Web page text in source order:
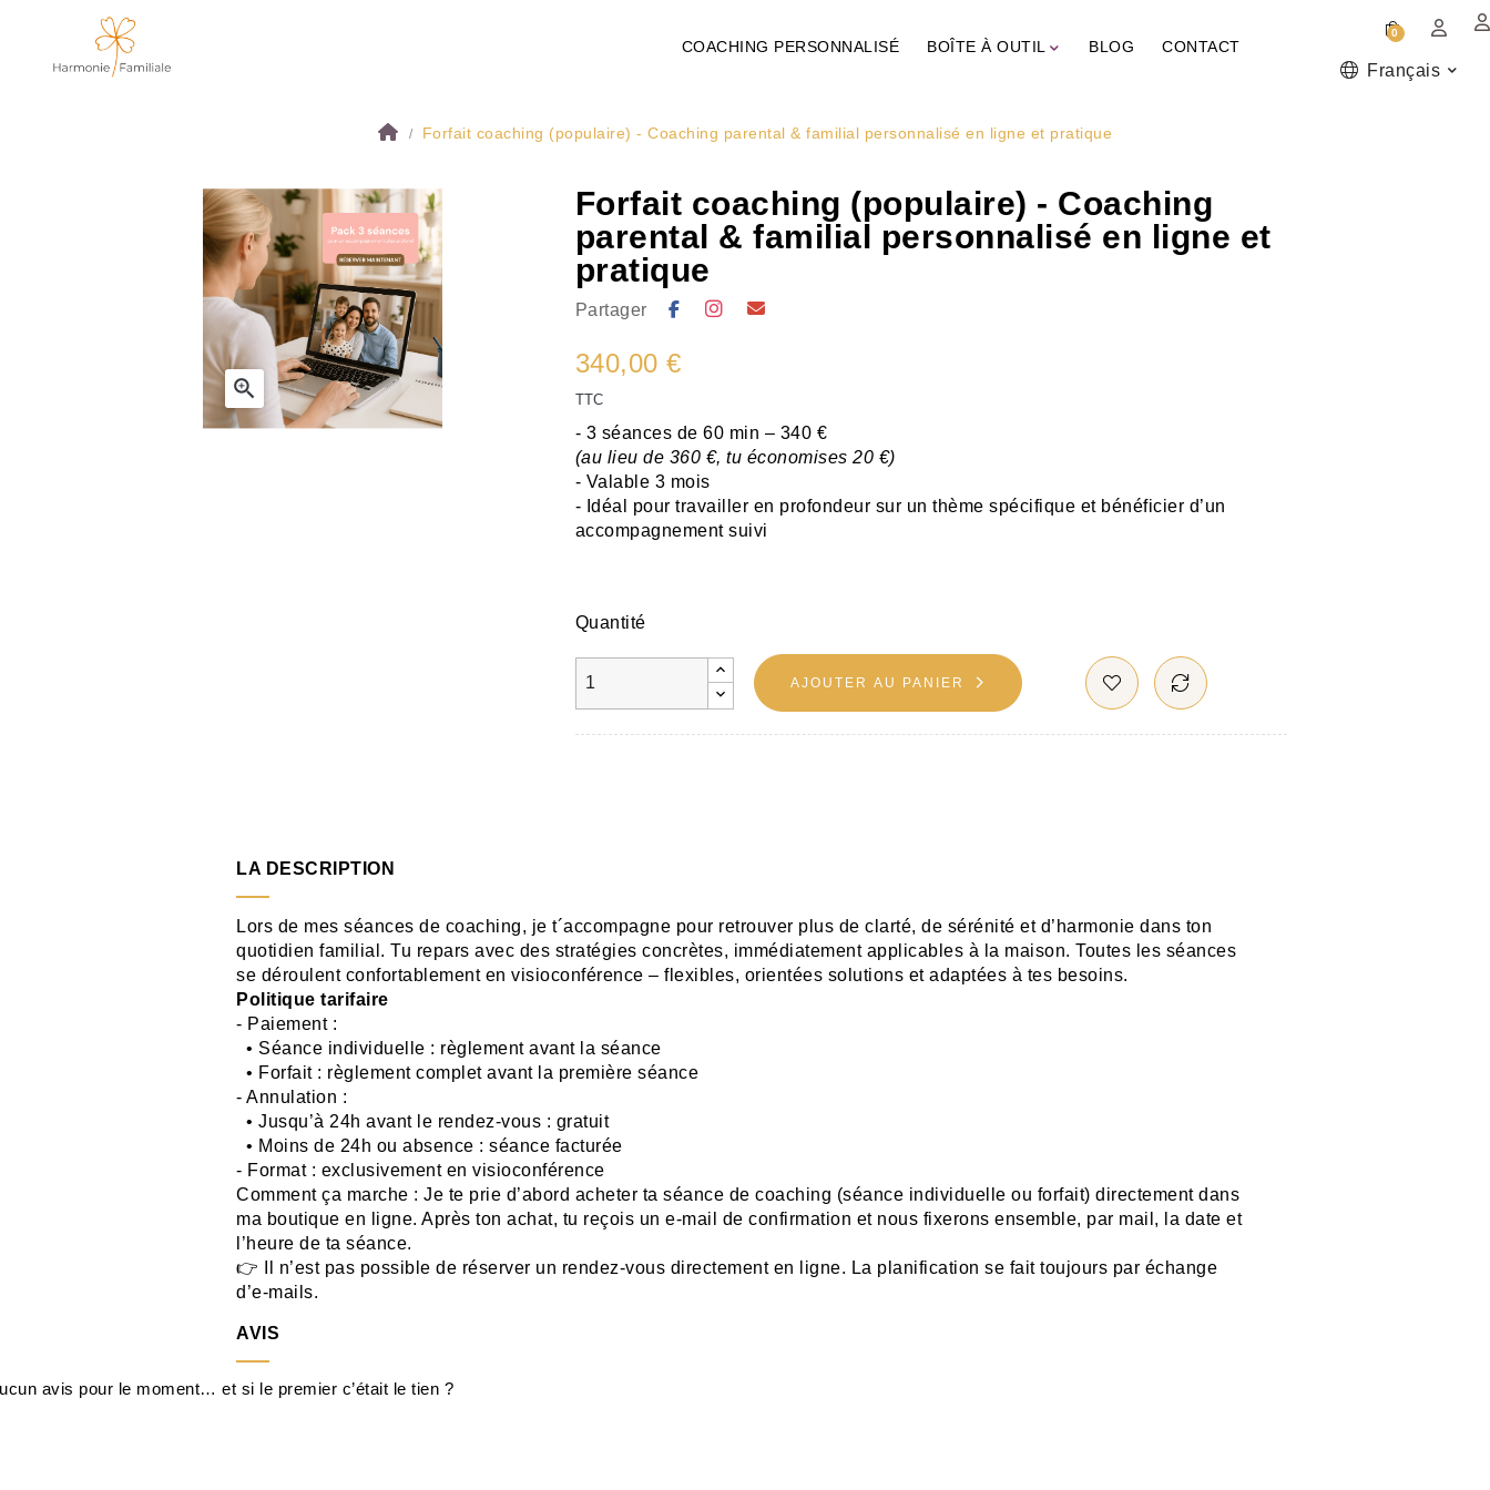
COACHING PERSONNALISÉ BOÎTE À OUTIL BLOG CONTACT
0
Français
Forfait coaching (populaire) - Coaching parental & familial personnalisé en ligne et pratique

Forfait coaching (populaire) - Coaching
parental & familial personnalisé en ligne et
pratique
Partager
340,00 €
TTC
- 3 séances de 60 min – 340 €
(au lieu de 360 €, tu économises 20 €)
- Valable 3 mois
- Idéal pour travailler en profondeur sur un thème spécifique et bénéficier d’un
accompagnement suivi
Quantité
AJOUTER AU PANIER
LA DESCRIPTION
Lors de mes séances de coaching, je t´accompagne pour retrouver plus de clarté, de sérénité et d’harmonie dans ton
quotidien familial. Tu repars avec des stratégies concrètes, immédiatement applicables à la maison. Toutes les séances
se déroulent confortablement en visioconférence – flexibles, orientées solutions et adaptées à tes besoins.
Politique tarifaire
- Paiement :
• Séance individuelle : règlement avant la séance
• Forfait : règlement complet avant la première séance
- Annulation :
• Jusqu’à 24h avant le rendez-vous : gratuit
• Moins de 24h ou absence : séance facturée
- Format : exclusivement en visioconférence
Comment ça marche : Je te prie d’abord acheter ta séance de coaching (séance individuelle ou forfait) directement dans
ma boutique en ligne. Après ton achat, tu reçois un e-mail de confirmation et nous fixerons ensemble, par mail, la date et
l’heure de ta séance.
👉 Il n’est pas possible de réserver un rendez-vous directement en ligne. La planification se fait toujours par échange
d’e-mails.
AVIS